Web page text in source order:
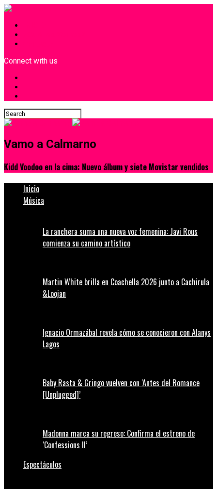
Connect with us
Vamo a Calmarno
Kidd Voodoo en la cima: Nuevo álbum y siete Movistar vendidos
Inicio
Música
La ranchera suma una nueva voz femenina: Javi Rous
comienza su camino artístico
Martin White brilla en Coachella 2026 junto a Cachirula
&Loojan
Ignacio Ormazábal revela cómo se conocieron con Alanys
Lagos
Baby Rasta & Gringo vuelven con ‘Antes del Romance
[Unplugged]’
Madonna marca su regreso: Confirma el estreno de
‘Confessions II’
Espectáculos